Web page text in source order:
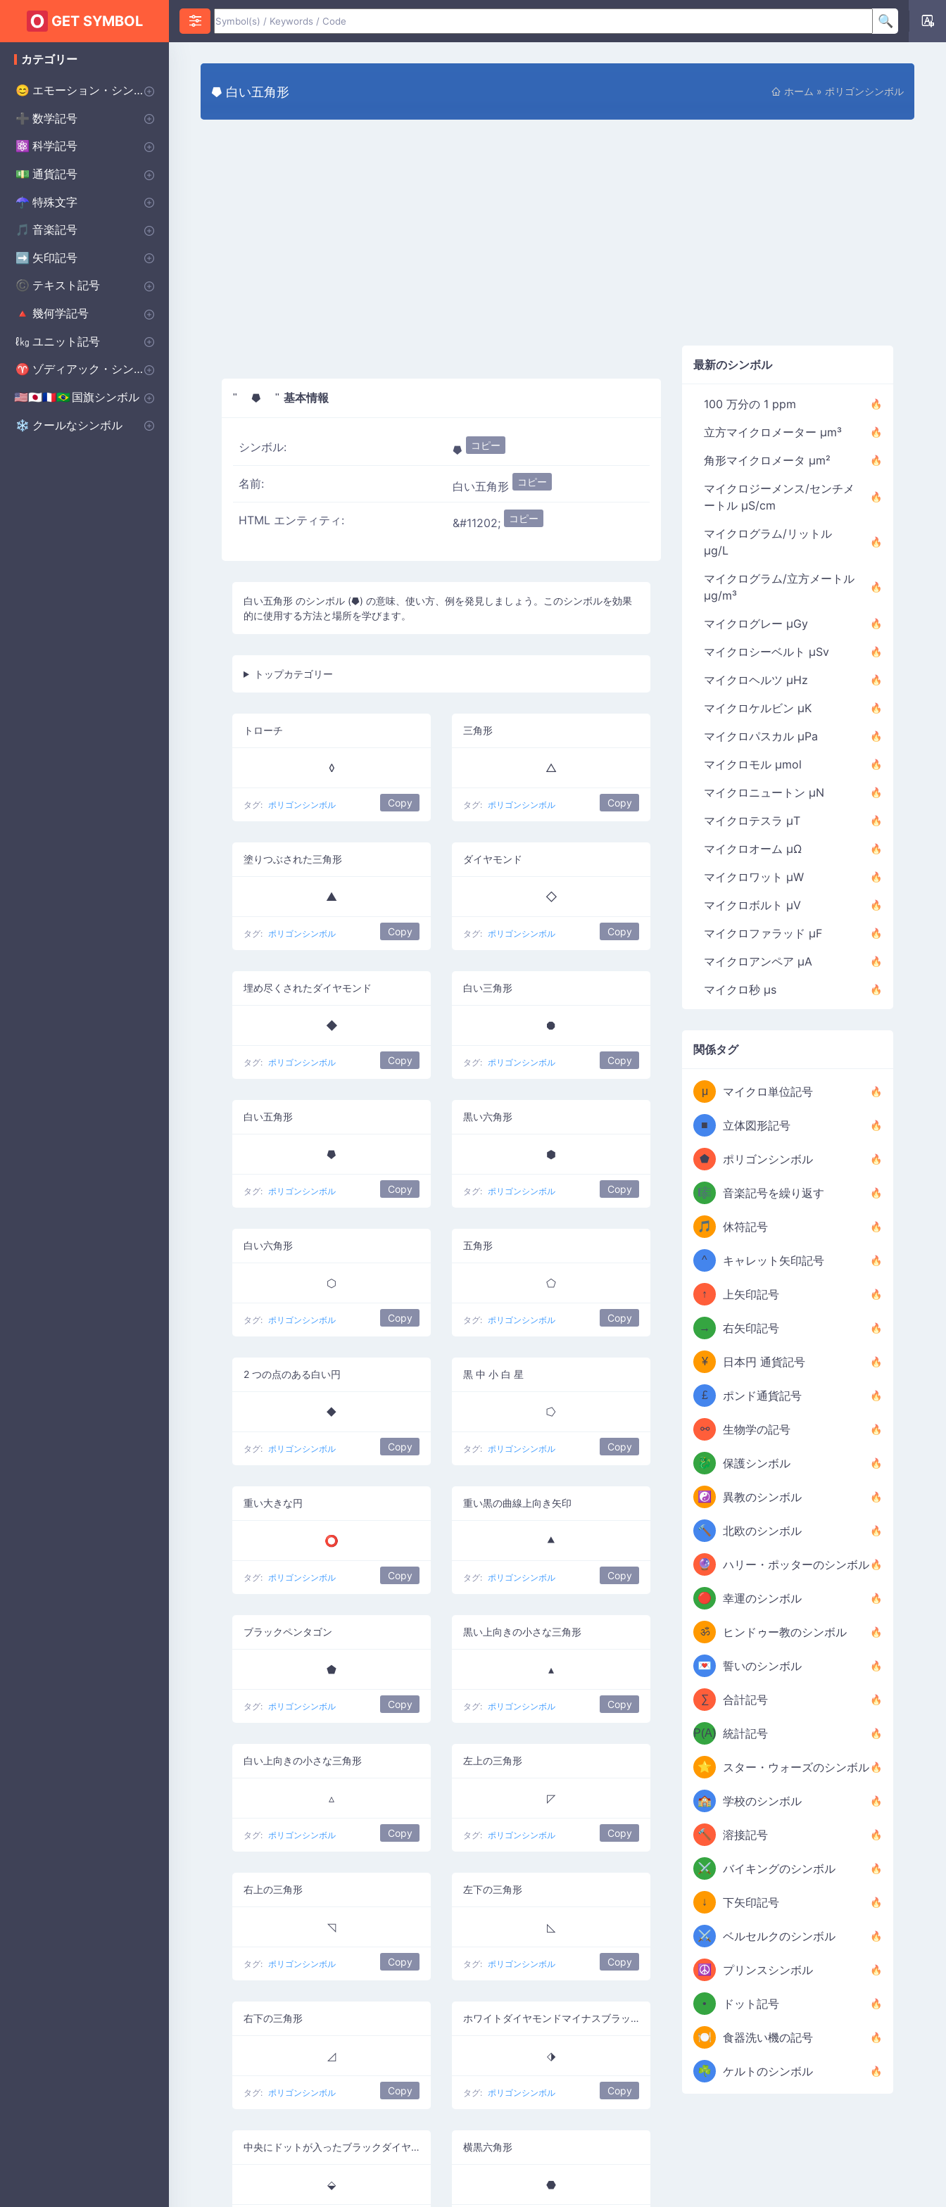
GET SYMBOL
⯂ 白い五角形 ホーム » ポリゴンシンボル
" ⯂ " 基本情報
シンボル: ⯂ コピー
名前: 白い五角形 コピー
HTML エンティティ: &#11202; コピー
白い五角形 のシンボル (⯂) の意味、使い方、例を発見しましょう。このシンボルを効果
的に使用する方法と場所を学びます。
トップカテゴリー
トローチ
◊
タグ: ポリゴンシンボル Copy
三角形
△
タグ: ポリゴンシンボル Copy
塗りつぶされた三角形
▲
タグ: ポリゴンシンボル Copy
ダイヤモンド
◇
タグ: ポリゴンシンボル Copy
埋め尽くされたダイヤモンド
◆
タグ: ポリゴンシンボル Copy
白い三角形
⯃
タグ: ポリゴンシンボル Copy
白い五角形
⯂
タグ: ポリゴンシンボル Copy
黒い六角形
⬢
タグ: ポリゴンシンボル Copy
白い六角形
⬡
タグ: ポリゴンシンボル Copy
五角形
⬠
タグ: ポリゴンシンボル Copy
2 つの点のある白い円
⯁
タグ: ポリゴンシンボル Copy
黒 中 小 白 星
⭔
タグ: ポリゴンシンボル Copy
重い大きな円
⭕
タグ: ポリゴンシンボル Copy
重い黒の曲線上向き矢印
⯅
タグ: ポリゴンシンボル Copy
ブラックペンタゴン
⬟
タグ: ポリゴンシンボル Copy
黒い上向きの小さな三角形
▴
タグ: ポリゴンシンボル Copy
白い上向きの小さな三角形
▵
タグ: ポリゴンシンボル Copy
左上の三角形
◸
タグ: ポリゴンシンボル Copy
右上の三角形
◹
タグ: ポリゴンシンボル Copy
左下の三角形
◺
タグ: ポリゴンシンボル Copy
右下の三角形
◿
タグ: ポリゴンシンボル Copy
ホワイトダイヤモンドマイナスブラックX
⬗
タグ: ポリゴンシンボル Copy
中央にドットが入ったブラックダイヤモンド
⬙
横黒六角形
⬣
最新のシンボル
100 万分の 1 ppm
立方マイクロメーター µm³
角形マイクロメータ µm²
マイクロジーメンス/センチメ
ートル µS/cm
マイクログラム/リットル
µg/L
マイクログラム/立方メートル
µg/m³
マイクログレー µGy
マイクロシーベルト µSv
マイクロヘルツ µHz
マイクロケルビン µK
マイクロパスカル µPa
マイクロモル µmol
マイクロニュートン µN
マイクロテスラ µT
マイクロオーム µΩ
マイクロワット µW
マイクロボルト µV
マイクロファラッド µF
マイクロアンペア µA
マイクロ秒 µs
関係タグ
μ マイクロ単位記号
■ 立体図形記号
⬟ ポリゴンシンボル
🎼 音楽記号を繰り返す
🎵 休符記号
^ キャレット矢印記号
↑ 上矢印記号
→ 右矢印記号
¥ 日本円 通貨記号
£ ポンド通貨記号
⚯ 生物学の記号
🐉 保護シンボル
☯️ 異教のシンボル
🔨 北欧のシンボル
🔮 ハリー・ポッターのシンボル
🔴 幸運のシンボル
ॐ ヒンドゥー教のシンボル
💌 誓いのシンボル
∑ 合計記号
P(A) 統計記号
⭐ スター・ウォーズのシンボル
🏫 学校のシンボル
🔨 溶接記号
⚔️ バイキングのシンボル
↓ 下矢印記号
⚔️ ベルセルクのシンボル
☮️ プリンスシンボル
• ドット記号
🍽️ 食器洗い機の記号
☘️ ケルトのシンボル
カテゴリー
😊 エモーション・シンボル
♥ ハートのシンボル
❤️ 愛のシンボル
😡 怒りのシンボル
😰 不安のシンボル
😀 ハッピーシンボル
😰 悲しいシンボル
😲 サプライズシンボル
😨 恐怖のシンボル
😊 スマイリーシンボル
💌 誓いのシンボル
🔴 幸運のシンボル
➕ 数学記号
♾️ インフィニティ・シンボル
∑ 代数記号
⌀ 幾何学記号
π 円周率記号
Δ デルタ記号
√ 平方根記号
α アルファシンボル
> より大きい記号
< より小さい記号
Σ シグマシンボル
± プラスマイナス記号
÷ 除算記号
λ ラムダ記号
P(A)統計記号
∑ 合計記号
⚛️ 科学記号
Ac 化学記号
β 物理記号
Θ シータ記号
° 度記号
Ω オメガシンボル
⚯ 生物学の記号
💵 通貨記号
$ 世界の主要通貨
¢ セント記号
£ ポンド通貨記号
¥ 日本円 通貨記号
☂︎ 特殊文字
: 句読点
⚜ 装飾的なシンボル
• ドット記号
☮️ プリンスシンボル
⚔️ ベルセルクのシンボル
⚔️ バイキングのシンボル
🔨 溶接記号
🏫 学校のシンボル
⭐ スター・ウォーズのシンボル
ॐ ヒンドゥー教のシンボル
☯️ 異教のシンボル
🎵 音楽記号
♩ 備考 記号
♯ 記号
🎵 休符記号
🎼 音楽記号を繰り返す
➡️ 矢印記号
➡️ 方向矢印
↓ 下矢印記号
→ 右矢印記号
↑ 上矢印記号
^ キャレット矢印記号
©️ テキスト記号
©️ 著作権シンボル
♀ 女性のシンボル
❤️ 美的シンボル
♂ 男性のシンボル
🦇 バットマンのシンボル
Ⓐ 無政府主義のシンボル
✝️ 十字のシンボル
¶ 段落記号
🚗 車のシンボル
🧩 自閉症のシンボル
☘️ ケルトのシンボル
🍽️ 食器洗い機の記号
🔮 ハリー・ポッターのシンボル
🔨 北欧のシンボル
🐉 保護シンボル
🔺 幾何学記号
🔺 基本図形
⬟ ポリゴンシンボル
■ 立体図形記号
ℓ㎏ ユニット記号
📏 体積単位 記号
μ マイクロ単位記号
♈ ゾディアック・シンボル
♈ 西洋の星座シンボル
🇺🇸🇯🇵🇫🇷🇧🇷 国旗シンボル
の 国のシンボル
🇺🇸🇬🇧🇨🇳国旗シンボル
❄️ クールなシンボル